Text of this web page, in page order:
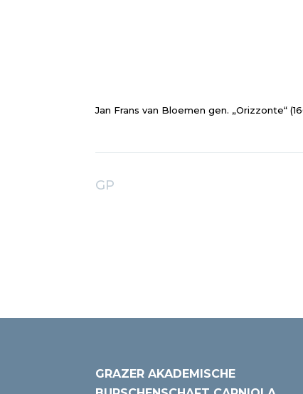
Jan Frans van Bloemen gen. „Orizzonte“
GP
GRAZER AKADEMISCHE